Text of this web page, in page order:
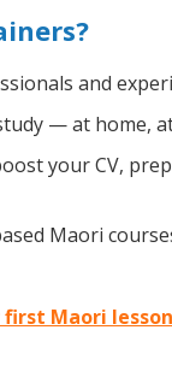
and
— at home,
your CV,
Maori
first Maori